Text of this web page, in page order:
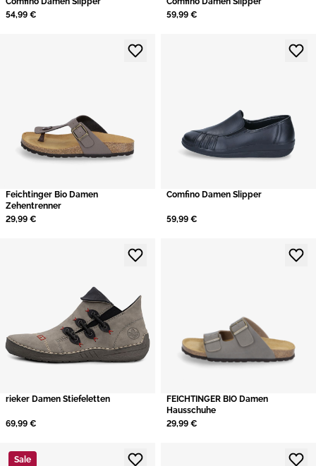
54,99 €
59,99 €
Feichtinger Bio Damen
Zehentrenner
29,99 €
Comfino Damen Slipper
59,99 €
rieker Damen Stiefeletten
69,99 €
FEICHTINGER BIO Damen
Hausschuhe
29,99 €
Sale